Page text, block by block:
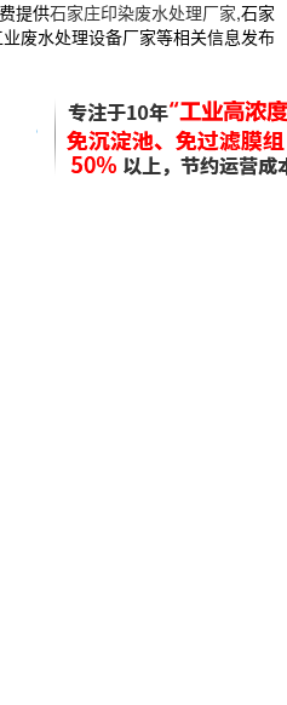
提供石家庄印染废水处理厂家,石家
废水处理设备厂家等相关信息发布